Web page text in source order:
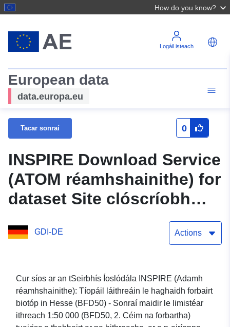
How do you know?
Logáil isteach
European data
data.europa.eu
Tacar sonraí 0
INSPIRE Download Service
(ATOM réamhshainithe) for
dataset Site clóscríobh
_Biotope development
_50000
GDI-DE Actions
Cur síos ar an tSeirbhís Íoslódála INSPIRE (Adamh
réamhshainithe): Tíopáil láithreáin le haghaidh forbairt
biotóp in Hesse (BFD50) - Sonraí maidir le limistéar
ithreach 1:50 000 (BFD50, 2. Céim na forbartha)